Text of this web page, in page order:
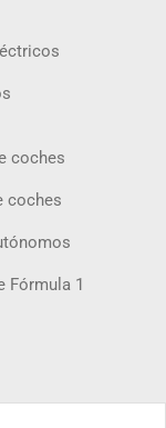
coches
coches
Fórmula 1